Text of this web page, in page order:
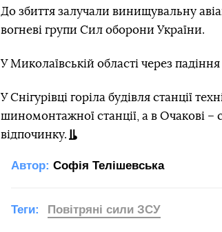
До збиття залучали винищувальну
вогневі групи Сил оборони України.
У Миколаївській області через
У Снігурівці горіла будівля станції
шиномонтажної станції, а в Очакові –
відпочинку.
Автор: Софія Телішевська
Теги: Повітряні сили ЗСУ